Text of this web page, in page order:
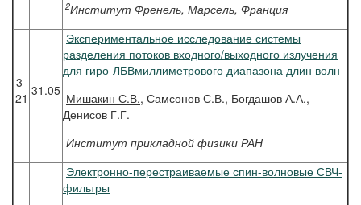
2Институт Френель, Марсель, Франция
3-
21 31.05
Экспериментальное исследование системы
разделения потоков входного/выходного излучения
для гиро-ЛБВмиллиметрового диапазона длин волн
Мишакин С.В., Самсонов С.В., Богдашов А.А.,
Денисов Г.Г.
Институт прикладной физики РАН
Электронно-перестраиваемые спин-волновые СВЧ-
фильтры